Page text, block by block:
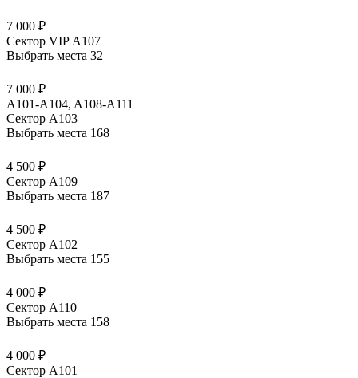
7 000 ₽
Сектор VIP А107
Выбрать места 32
7 000 ₽
A101-A104, A108-A111
Сектор А103
Выбрать места 168
4 500 ₽
Сектор А109
Выбрать места 187
4 500 ₽
Сектор А102
Выбрать места 155
4 000 ₽
Сектор А110
Выбрать места 158
4 000 ₽
Сектор А101